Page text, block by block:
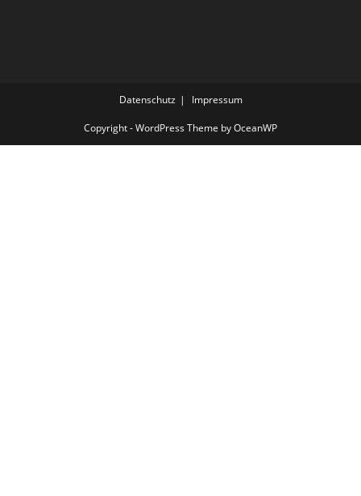
Datenschutz Impressum
Copyright - WordPress Theme by OceanWP